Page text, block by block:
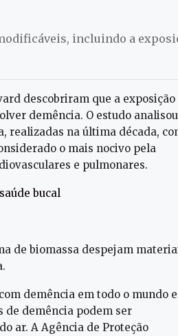
incluindo a
descobriram que a exposição
demência. O estudo analisou
realizadas na última década,
o mais nocivo pela
e pulmonares.
bucal
de biomassa despejam
demência em todo o mundo e
de demência podem ser
ar. A Agência de Proteção